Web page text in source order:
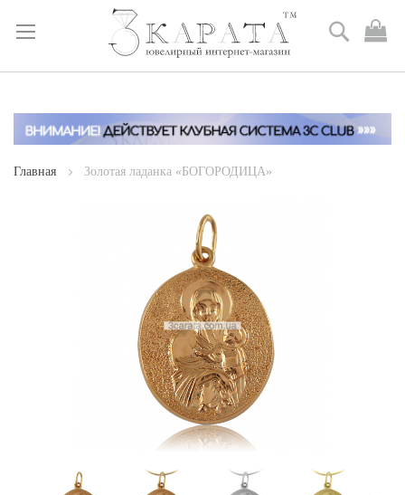
Skip
Content
Поиск
Главная Золотая ладанка «БОГОРОДИЦА»